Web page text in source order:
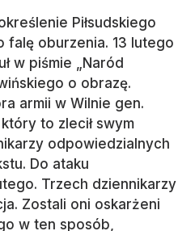
Piłsudskiego
falę oburzenia. 13 lutego
w piśmie „Naród
o obrazę.
armii w Wilnie gen.
to zlecił swym
odpowiedzialnych
Do ataku
Trzech dziennikarzy
Zostali oni oskarżeni
w ten sposób,